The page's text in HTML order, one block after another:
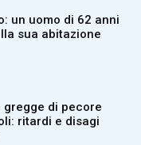
un uomo di 62 anni
sua abitazione
gregge di pecore
ritardi e disagi